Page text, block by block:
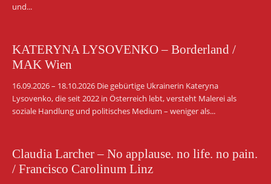
und...
KATERYNA LYSOVENKO – Borderland /
MAK Wien
16.09.2026 – 18.10.2026 Die gebürtige Ukrainerin Kateryna
Lysovenko, die seit 2022 in Österreich lebt, versteht Malerei als
soziale Handlung und politisches Medium – weniger als...
Claudia Larcher – No applause. no life. no pain.
/ Francisco Carolinum Linz